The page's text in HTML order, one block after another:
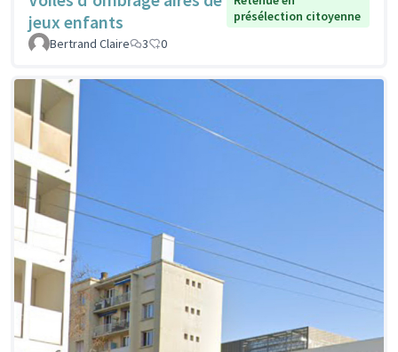
jeux enfants
présélection citoyenne
Bertrand Claire
3 0